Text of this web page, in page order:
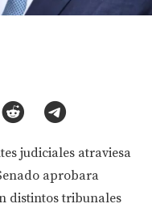
judiciales atraviesa
aprobara
distintos tribunales